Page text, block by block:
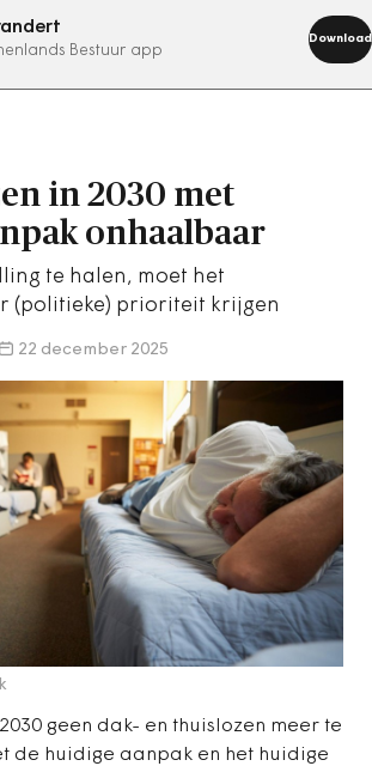
Bestuur app
Download
abonneer nu
in 2030 met
onhaalbaar
te halen, moet het
(politieke) prioriteit krijgen
22 december 2025
geen dak- en thuislozen meer te
de huidige aanpak en het huidige